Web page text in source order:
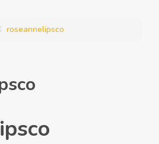
roseannelipsco